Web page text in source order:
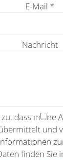
E-Mail *
Nachricht
dass meine
und
finden Sie